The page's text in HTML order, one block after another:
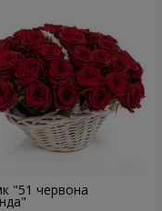
"51 червона